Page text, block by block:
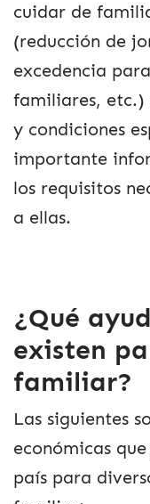
cuidar de
(reducción de
excedencia
familiares, etc.)
y condiciones
importante
los requisitos
a ellas.
¿Qué
existen
familiar?
Las siguientes
económicas
país para